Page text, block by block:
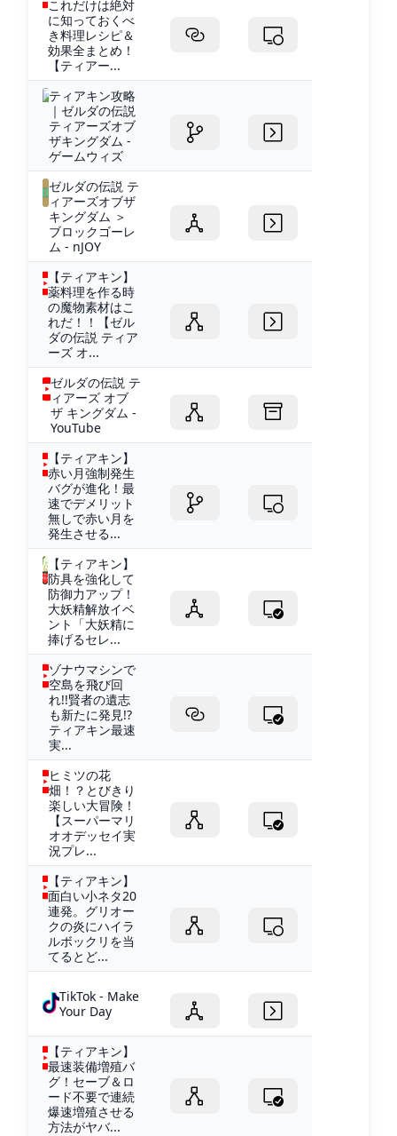
これだけは絶対
に知っておくべ
き料理レシピ＆
効果全まとめ！
【ティアー...
ティアキン攻略
｜ゼルダの伝説
ティアーズオブ
ザキングダム -
ゲームウィズ
ゼルダの伝説 テ
ィアーズオブザ
キングダム ＞
ブロックゴーレ
ム - nJOY
【ティアキン】
薬料理を作る時
の魔物素材はこ
れだ！！【ゼル
ダの伝説 ティア
ーズ オ...
ゼルダの伝説 テ
ィアーズ オブ
ザ キングダム -
YouTube
【ティアキン】
赤い月強制発生
バグが進化！最
速でデメリット
無しで赤い月を
発生させる...
【ティアキン】
防具を強化して
防御力アップ！
大妖精解放イベ
ント「大妖精に
捧げるセレ...
ゾナウマシンで
空島を飛び回
れ!!賢者の遺志
も新たに発見!?
ティアキン最速
実...
ヒミツの花
畑！？とびきり
楽しい大冒険！
【スーパーマリ
オオデッセイ実
況プレ...
【ティアキン】
面白い小ネタ20
連発。グリオー
クの炎にハイラ
ルボックリを当
てるとど...
TikTok - Make
Your Day
【ティアキン】
最速装備増殖バ
グ！セーブ＆ロ
ード不要で連続
爆速増殖させる
方法がヤバ...